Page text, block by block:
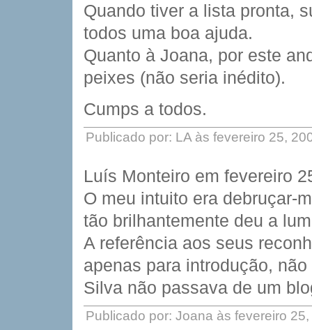
Quando tiver a lista pronta,
todos uma boa ajuda.
Quanto à Joana, por este
peixes (não seria inédito).
Cumps a todos.
Publicado por: LA às fevereiro 25,
Luís Monteiro em fevereiro
O meu intuito era debruçar-
tão brilhantemente deu a
A referência aos seus
apenas para introdução,
Silva não passava de um
Publicado por: Joana às fevereiro